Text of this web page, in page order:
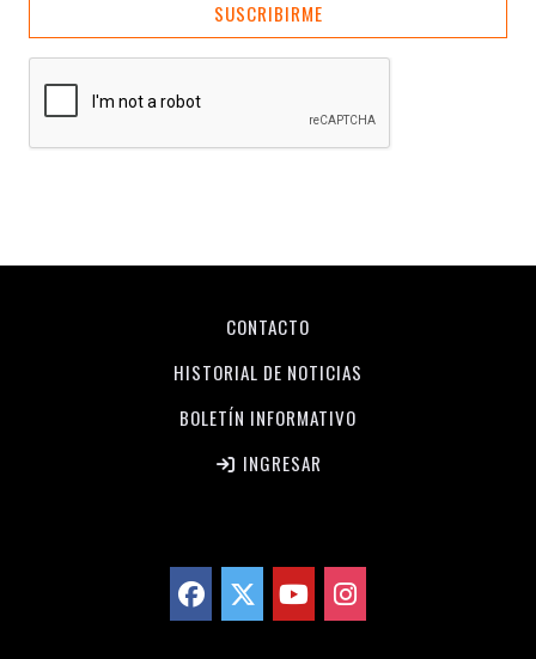
SUSCRIBIRME
CONTACTO
HISTORIAL DE NOTICIAS
BOLETÍN INFORMATIVO
INGRESAR